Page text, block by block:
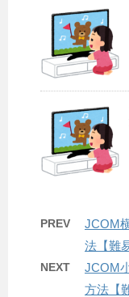
PREV
JCOM
法【難
NEXT
JCOM
方法【